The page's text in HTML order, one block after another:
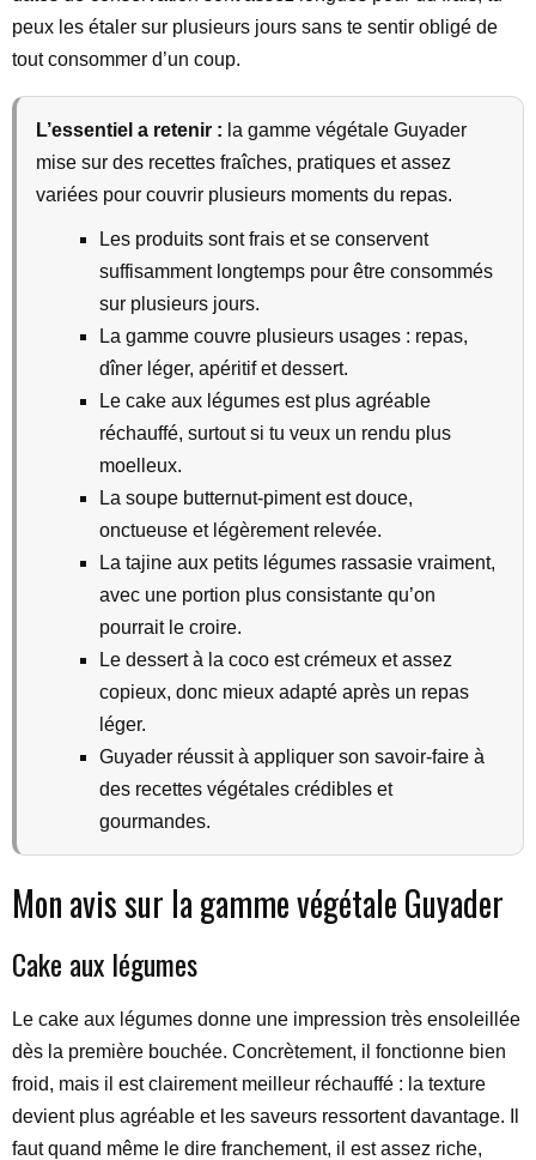
peux les étaler sur plusieurs jours sans te sentir obligé de
tout consommer d’un coup.
L’essentiel a retenir : la gamme végétale Guyader
mise sur des recettes fraîches, pratiques et assez
variées pour couvrir plusieurs moments du repas.
Les produits sont frais et se conservent
suffisamment longtemps pour être consommés
sur plusieurs jours.
La gamme couvre plusieurs usages : repas,
dîner léger, apéritif et dessert.
Le cake aux légumes est plus agréable
réchauffé, surtout si tu veux un rendu plus
moelleux.
La soupe butternut-piment est douce,
onctueuse et légèrement relevée.
La tajine aux petits légumes rassasie vraiment,
avec une portion plus consistante qu’on
pourrait le croire.
Le dessert à la coco est crémeux et assez
copieux, donc mieux adapté après un repas
léger.
Guyader réussit à appliquer son savoir-faire à
des recettes végétales crédibles et
gourmandes.
Mon avis sur la gamme végétale Guyader
Cake aux légumes
Le cake aux légumes donne une impression très ensoleillée
dès la première bouchée. Concrètement, il fonctionne bien
froid, mais il est clairement meilleur réchauffé : la texture
devient plus agréable et les saveurs ressortent davantage. Il
faut quand même le dire franchement, il est assez riche,